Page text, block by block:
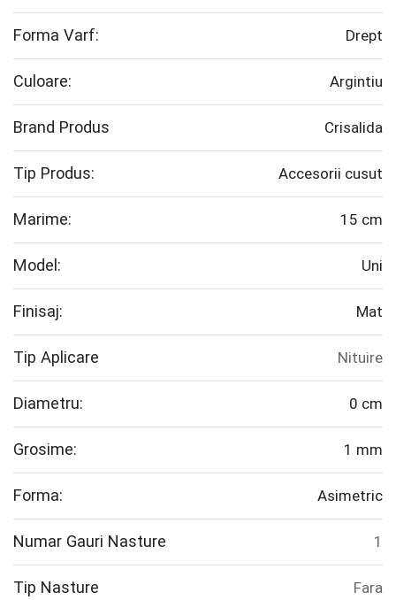
Forma Varf: Drept
Culoare: Argintiu
Brand Produs Crisalida
Tip Produs: Accesorii cusut
Marime: 15 cm
Model: Uni
Finisaj: Mat
Tip Aplicare Nituire
Diametru: 0 cm
Grosime: 1 mm
Forma: Asimetric
Numar Gauri Nasture 1
Tip Nasture Fara